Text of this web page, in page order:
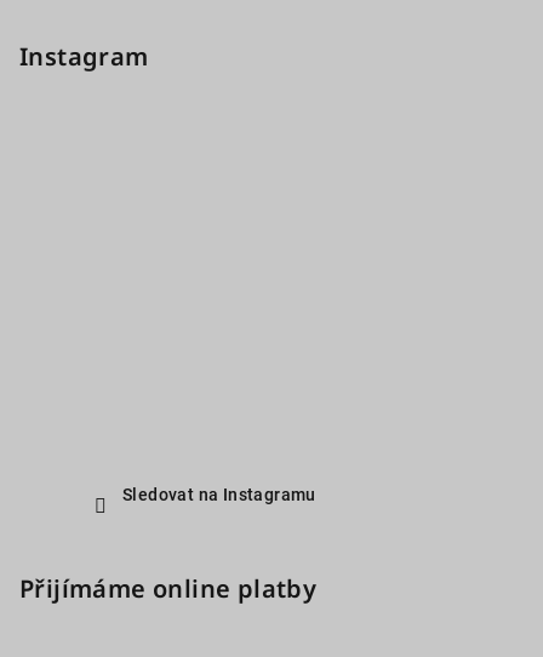
Instagram
Sledovat na Instagramu
Přijímáme online platby